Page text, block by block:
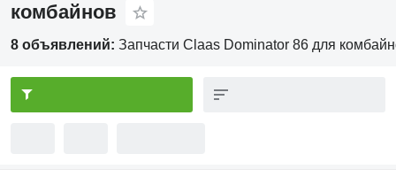
комбайнов
8 объявлений: Запчасти Claas Dominator 86 для